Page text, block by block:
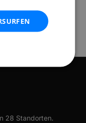
Standorten
28 Standorten.